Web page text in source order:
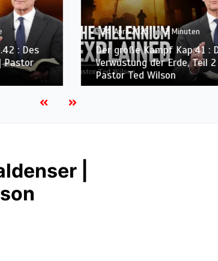
: Des
24. April 2025 2 Minuten
Der große Kampf Kap.41 : Die
Verwüstung der Erde, Teil 2 |
Pastor Ted Wilson
|